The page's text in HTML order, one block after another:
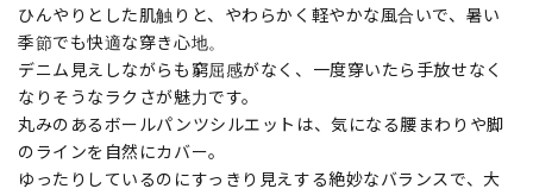
ひんやりとした肌触りと、やわらかく軽やかな風合いで、暑い
季節でも快適な穿き心地。
デニム見えしながらも窮屈感がなく、一度穿いたら手放せなく
なりそうなラクさが魅力です。
丸みのあるボールパンツシルエットは、気になる腰まわりや脚
のラインを自然にカバー。
ゆったりしているのにすっきり見えする絶妙なバランスで、大